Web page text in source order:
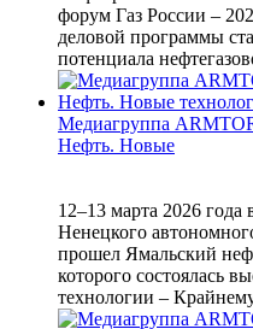
форум Газ России –
деловой программы
потенциала
Медиагруппа
Нефть. Новые
12–13 марта 2026
Ненецкого
прошел Ямальский
которого состоялась
технологии –